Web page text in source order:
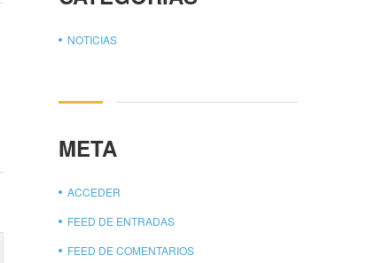
NOTICIAS
META
ACCEDER
FEED DE ENTRADAS
FEED DE COMENTARIOS